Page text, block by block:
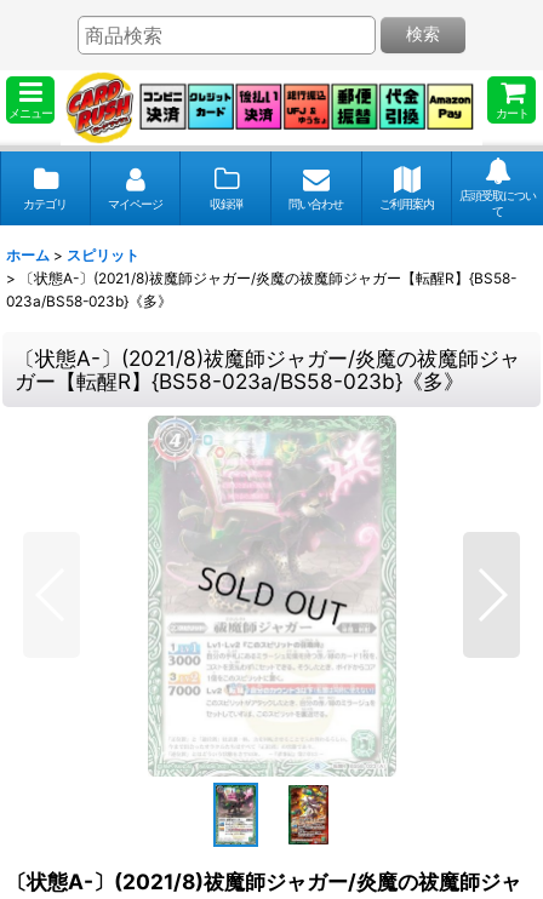
メニュー カート
検索
カテゴリ マイページ 収録弾 問い合わせ ご利用案内
店頭受取につい
て
ホーム > スピリット
>
〔状態A-〕(2021/8)祓魔師ジャガー/炎魔の祓魔師ジャガー【転醒R】{BS58-
023a/BS58-023b}《多》
〔状態A-〕(2021/8)祓魔師ジャガー/炎魔の祓魔師ジャ
ガー【転醒R】{BS58-023a/BS58-023b}《多》
〔状態A-〕(2021/8)祓魔師ジャガー/炎魔の祓魔師ジャ